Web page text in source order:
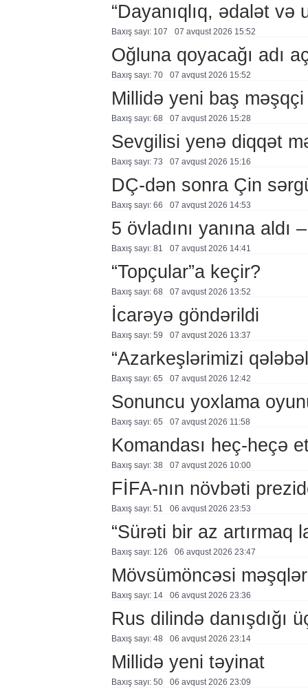
“Dayanıqlıq, ədalət
Baxış sayı: 107 07 avqust 2026 15:52
Oğluna qoyacağı adı
Baxış sayı: 70 07 avqust 2026 15:52
Millidə yeni baş məşqçi
Baxış sayı: 68 07 avqust 2026 15:28
Sevgilisi yenə diqqət
Baxış sayı: 73 07 avqust 2026 15:16
DÇ-dən sonra Çin
Baxış sayı: 66 07 avqust 2026 14:53
5 övladını yanına aldı
Baxış sayı: 81 07 avqust 2026 14:41
“Topçular”a keçir?
Baxış sayı: 68 07 avqust 2026 13:52
İcarəyə göndərildi
Baxış sayı: 59 07 avqust 2026 13:37
“Azarkeşlərimizi
Baxış sayı: 65 07 avqust 2026 12:42
Sonuncu yoxlama
Baxış sayı: 65 07 avqust 2026 11:58
Komandası heç-heçə
Baxış sayı: 38 07 avqust 2026 10:00
FİFA-nın növbəti
Baxış sayı: 51 06 avqust 2026 23:53
“Sürəti bir az artırmaq
Baxış sayı: 126 06 avqust 2026 23:47
Mövsümöncəsi
Baxış sayı: 14 06 avqust 2026 23:36
Rus dilində danışdığı
Baxış sayı: 48 06 avqust 2026 23:14
Millidə yeni təyinat
Baxış sayı: 50 06 avqust 2026 23:09